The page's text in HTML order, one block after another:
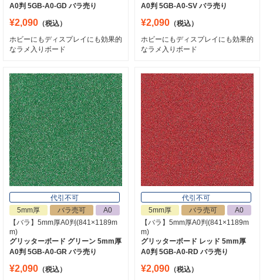
A0判 5GB-A0-GD バラ売り
¥2,090 （税込）
ホビーにもディスプレイにも効果的
なラメ入りボード
A0判 5GB-A0-SV バラ売り
¥2,090 （税込）
ホビーにもディスプレイにも効果的
なラメ入りボード
代引不可
5mm厚
バラ売可
A0
【バラ】5mm厚A0判(841×1189m
m)
グリッターボード グリーン 5mm厚
A0判 5GB-A0-GR バラ売り
¥2,090 （税込）
代引不可
5mm厚
バラ売可
A0
【バラ】5mm厚A0判(841×1189m
m)
グリッターボード レッド 5mm厚
A0判 5GB-A0-RD バラ売り
¥2,090 （税込）